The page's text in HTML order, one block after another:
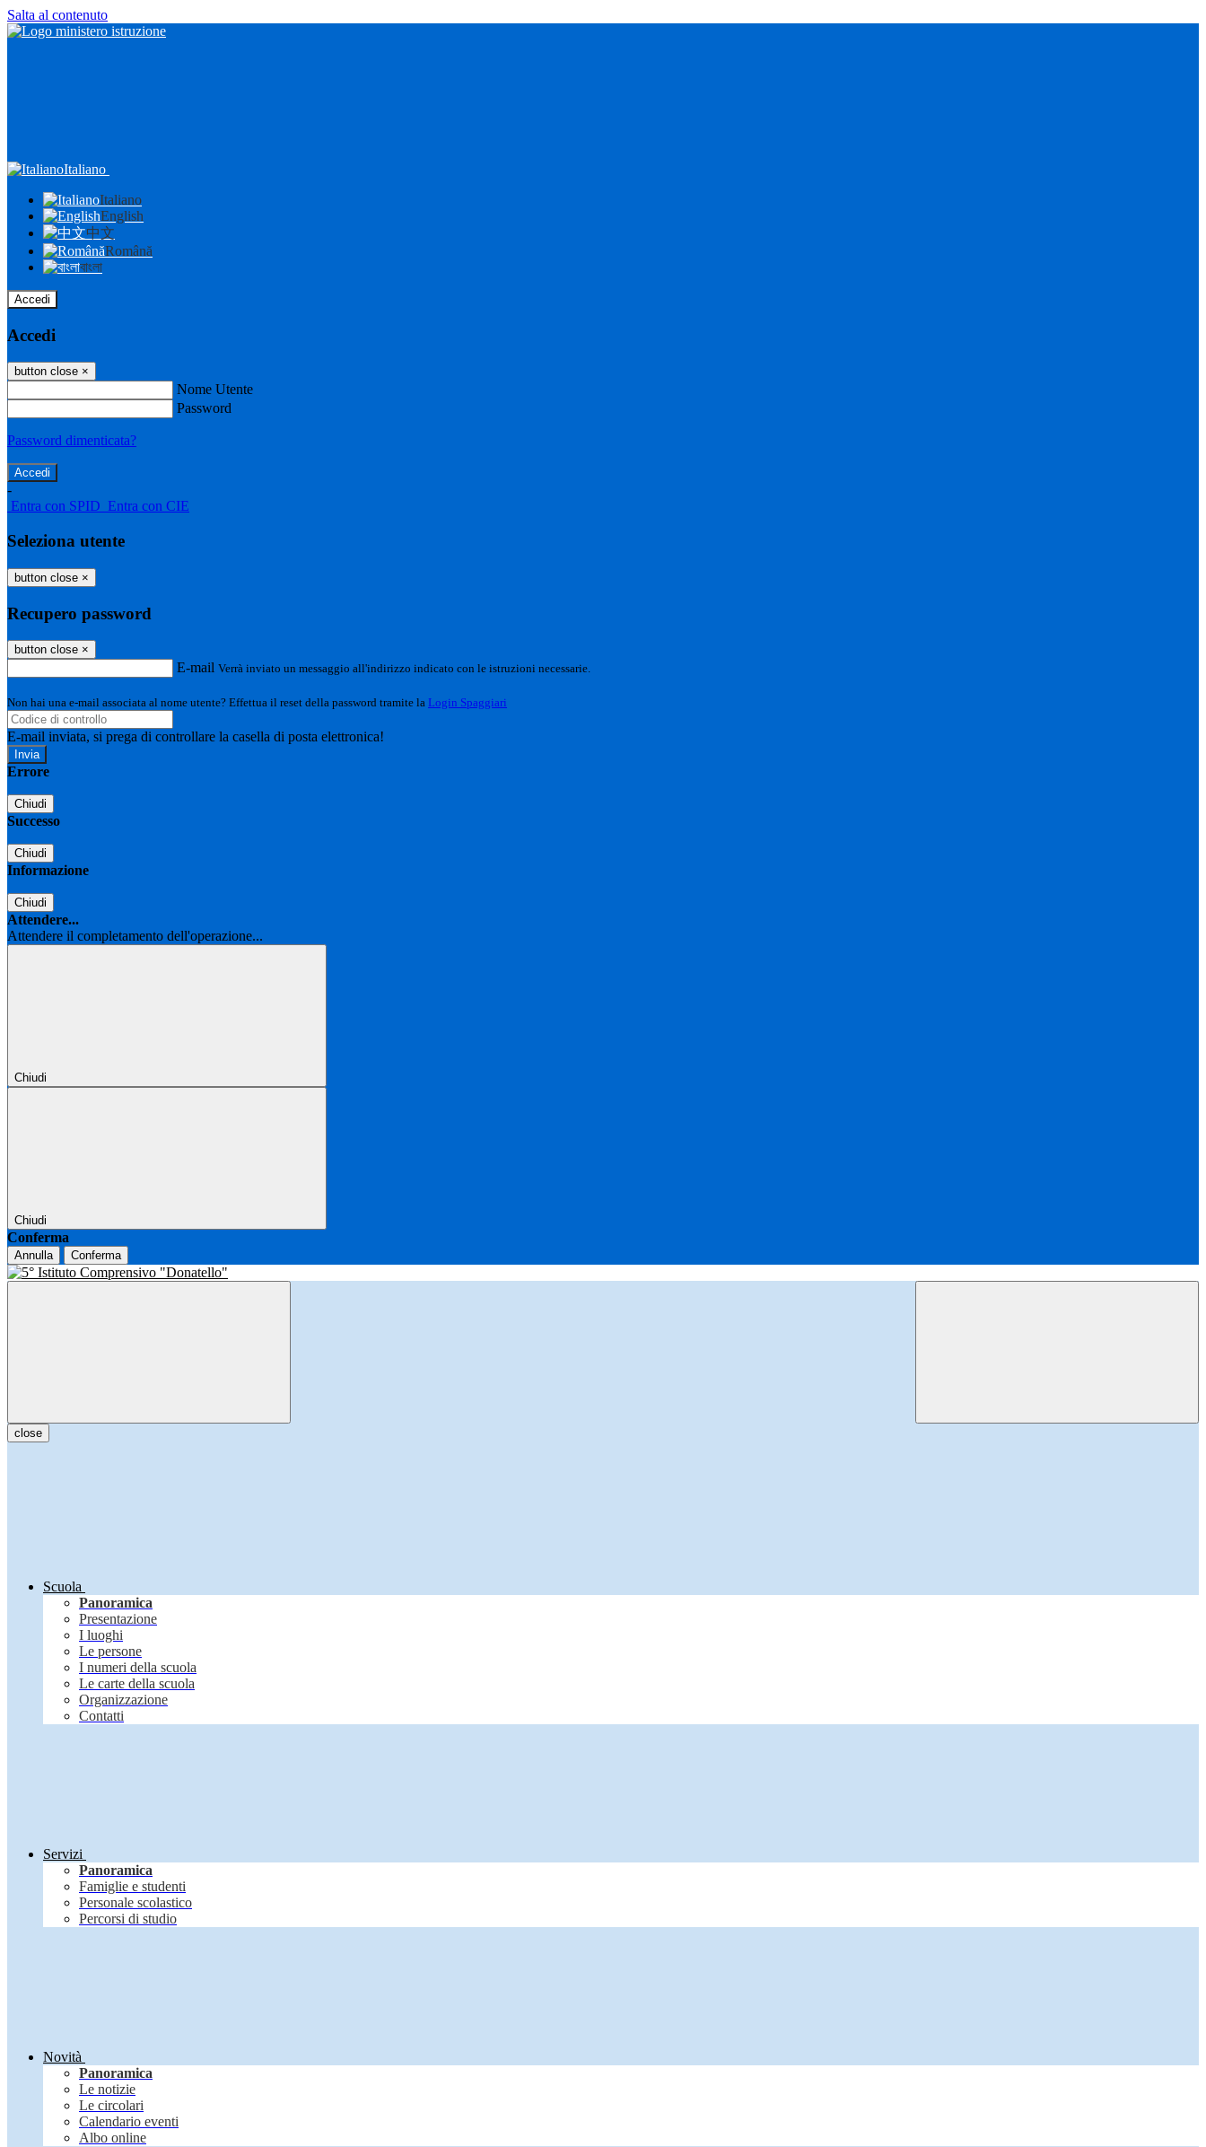
Salta al contenuto
Italiano
Italiano
English
中文
Română
বাংলা
Accedi
Accedi
button close ×
Nome Utente
Password
Password dimenticata?
-
Entra con SPID Entra con CIE
Seleziona utente
button close ×
Recupero password
button close ×
E-mail Verrà inviato un messaggio all'indirizzo indicato con le istruzioni necessarie.
Non hai una e-mail associata al nome utente? Effettua il reset della password tramite la Login Spaggiari
E-mail inviata, si prega di controllare la casella di posta elettronica!
Errore
Chiudi
Successo
Chiudi
Informazione
Chiudi
Attendere...
Attendere il completamento dell'operazione...
Chiudi
Chiudi
Conferma
Annulla Conferma
close
Scuola
Panoramica
Presentazione
I luoghi
Le persone
I numeri della scuola
Le carte della scuola
Organizzazione
Contatti
Servizi
Panoramica
Famiglie e studenti
Personale scolastico
Percorsi di studio
Novità
Panoramica
Le notizie
Le circolari
Calendario eventi
Albo online